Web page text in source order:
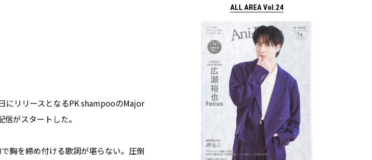
にリリースとなるPK shampooのMajor
がスタートした。
胸を締め付ける歌詞が堪らない。圧倒
ALL AREA Vol.24